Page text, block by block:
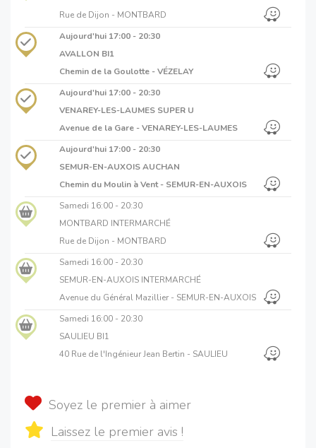
Rue de Dijon - MONTBARD
Aujourd'hui 17:00 - 20:30
AVALLON BI1
Chemin de la Goulotte - VÉZELAY
Aujourd'hui 17:00 - 20:30
VENAREY-LES-LAUMES SUPER U
Avenue de la Gare - VENAREY-LES-LAUMES
Aujourd'hui 17:00 - 20:30
SEMUR-EN-AUXOIS AUCHAN
Chemin du Moulin à Vent - SEMUR-EN-AUXOIS
Samedi 16:00 - 20:30
MONTBARD INTERMARCHÉ
Rue de Dijon - MONTBARD
Samedi 16:00 - 20:30
SEMUR-EN-AUXOIS INTERMARCHÉ
Avenue du Général Mazillier - SEMUR-EN-AUXOIS
Samedi 16:00 - 20:30
SAULIEU BI1
40 Rue de l'Ingénieur Jean Bertin - SAULIEU
Soyez le premier à aimer
Laissez le premier avis !